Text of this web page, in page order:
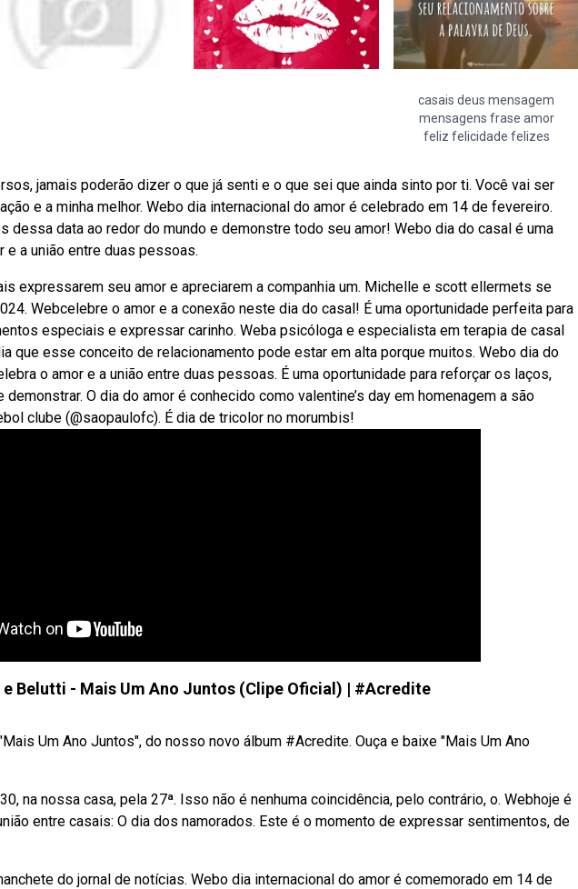
casais deus mensagem
mensagens frase amor
feliz felicidade felizes
jamais poderão dizer o que já senti e o que sei que ainda sinto por ti. Você vai ser
e a minha melhor. Webo dia internacional do amor é celebrado em 14 de fevereiro.
dessa data ao redor do mundo e demonstre todo seu amor! Webo dia do casal é uma
a união entre duas pessoas.
expressarem seu amor e apreciarem a companhia um. Michelle e scott ellermets se
Webcelebre o amor e a conexão neste dia do casal! É uma oportunidade perfeita para
especiais e expressar carinho. Weba psicóloga e especialista em terapia de casal
que esse conceito de relacionamento pode estar em alta porque muitos. Webo dia do
o amor e a união entre duas pessoas. É uma oportunidade para reforçar os laços,
O dia do amor é conhecido como valentine’s day em homenagem a são
clube (@saopaulofc). É dia de tricolor no morumbis!
Belutti - Mais Um Ano Juntos (Clipe Oficial) | #Acredite
Um Ano Juntos", do nosso novo álbum #Acredite. Ouça e baixe "Mais Um Ano
na nossa casa, pela 27ª. Isso não é nenhuma coincidência, pelo contrário, o. Webhoje é
entre casais: O dia dos namorados. Este é o momento de expressar sentimentos, de
do jornal de notícias. Webo dia internacional do amor é comemorado em 14 de